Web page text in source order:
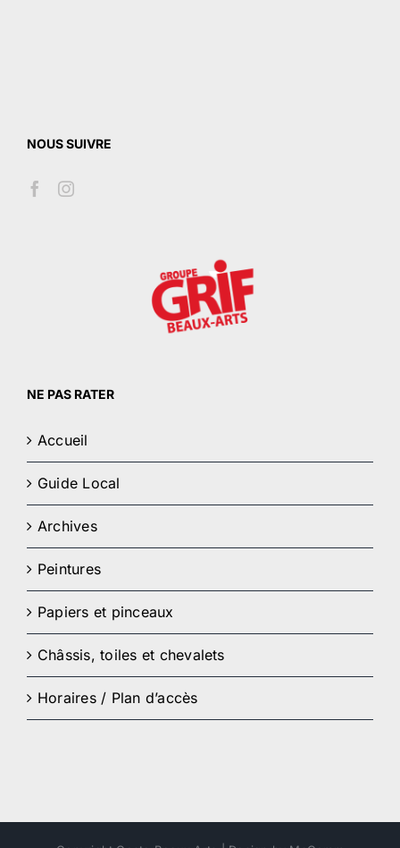
NOUS SUIVRE
NE PAS RATER
Accueil
Guide Local
Archives
Peintures
Papiers et pinceaux
Châssis, toiles et chevalets
Horaires / Plan d’accès